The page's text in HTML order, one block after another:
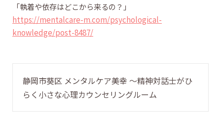
「執着や依存はどこから来るの？」
https://mentalcare-m.com/psychological-
knowledge/post-8487/
静岡市葵区 メンタルケア美幸 〜精神対話士がひ
らく小さな心理カウンセリングルーム